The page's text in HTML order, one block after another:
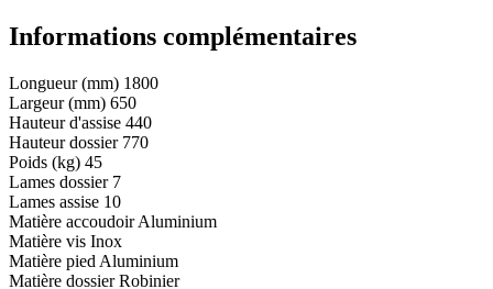
Informations complémentaires
Longueur (mm) 1800
Largeur (mm) 650
Hauteur d'assise 440
Hauteur dossier 770
Poids (kg) 45
Lames dossier 7
Lames assise 10
Matière accoudoir Aluminium
Matière vis Inox
Matière pied Aluminium
Matière dossier Robinier